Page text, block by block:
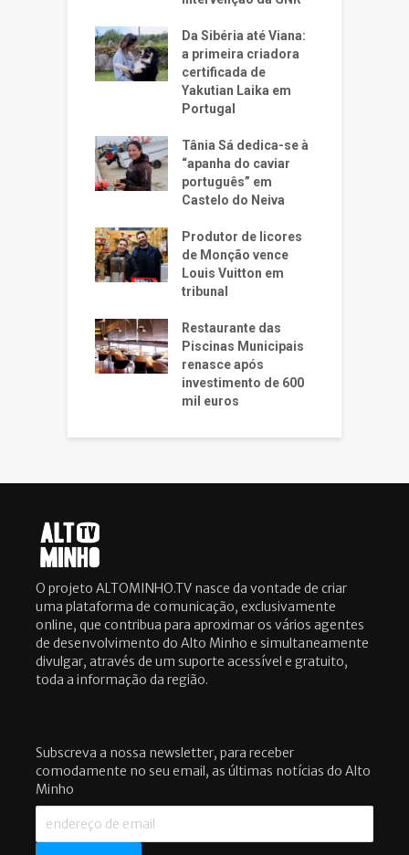
Da Sibéria até Viana:
a primeira criadora
certificada de
Yakutian Laika em
Portugal
Tânia Sá dedica-se à
“apanha do caviar
português” em
Castelo do Neiva
Produtor de licores
de Monção vence
Louis Vuitton em
tribunal
Restaurante das
Piscinas Municipais
renasce após
investimento de 600
mil euros
O projeto ALTOMINHO.TV nasce da vontade de criar
uma plataforma de comunicação, exclusivamente
online, que contribua para aproximar os vários agentes
de desenvolvimento do Alto Minho e simultaneamente
divulgar, através de um suporte acessível e gratuito,
toda a informação da região.
Subscreva a nossa newsletter, para receber
comodamente no seu email, as últimas notícias do Alto
Minho